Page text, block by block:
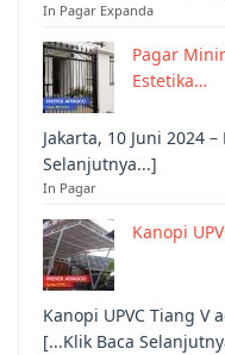
In Pagar Expanda
Pagar
Estetika…
Jakarta, 10 Juni 2024
Selanjutnya...]
In Pagar
Kanopi
Kanopi UPVC Tiang
[...Klik Baca